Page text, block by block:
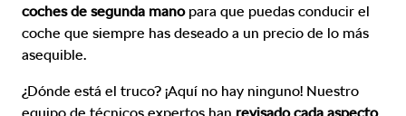
coches de segunda mano para que puedas conducir el
coche que siempre has deseado a un precio de lo más
asequible.
¿Dónde está el truco? ¡Aquí no hay ninguno! Nuestro